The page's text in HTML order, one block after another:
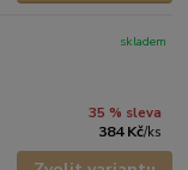
35 % sleva
384 Kč/ks
skladem